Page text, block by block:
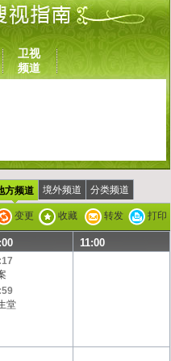
卫视
频道
方频道 境外频道 分类频道
变更 收藏 转发 打印
11:00
堂